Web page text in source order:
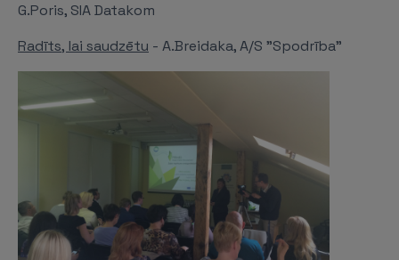
G.Poris, SIA Datakom
Radīts, lai saudzētu - A.Breidaka, A/S "Spodrība"